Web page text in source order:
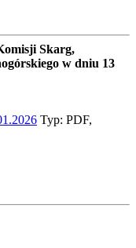
Skarg,
w dniu 13
Typ: PDF,